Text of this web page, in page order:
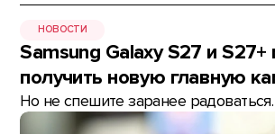
НОВОСТИ
Samsung Galaxy S27 и S27+
получить новую главную
Но не спешите заранее радоваться.